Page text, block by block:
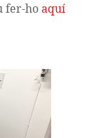
fer-hoaquí